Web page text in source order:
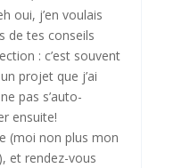
oui, j’en voulais
de tes conseils
: c’est souvent
projet que j’ai
pas s’auto-
ensuite!
(moi non plus mon
et rendez-vous